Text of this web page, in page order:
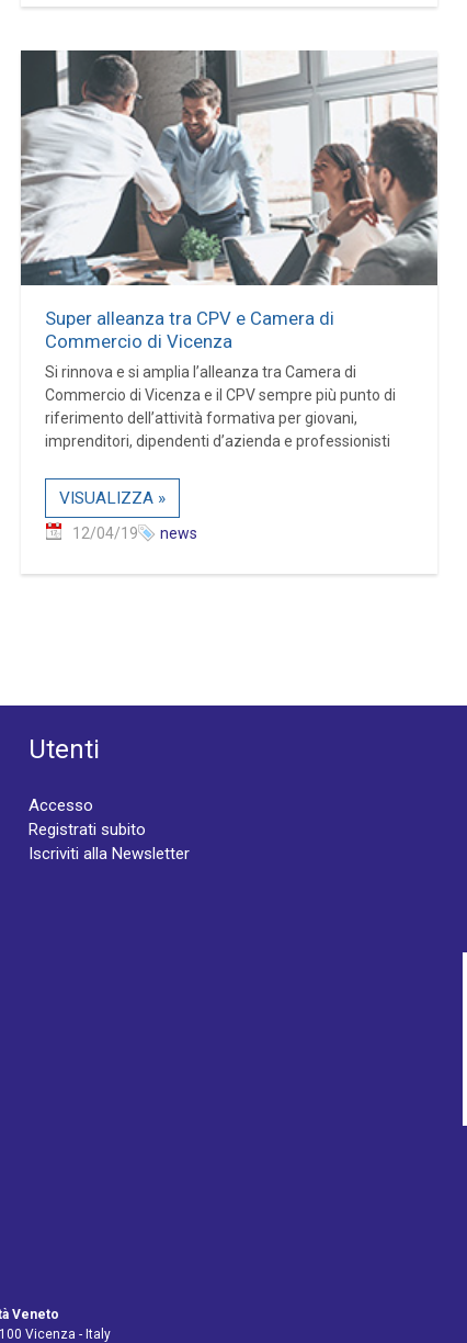
Super alleanza tra CPV e Camera di
Commercio di Vicenza
Si rinnova e si amplia l’alleanza tra Camera di
Commercio di Vicenza e il CPV sempre più punto di
riferimento dell’attività formativa per giovani,
imprenditori, dipendenti d’azienda e professionisti
VISUALIZZA »
12/04/19 news
Utenti
Accesso
Registrati subito
Iscriviti alla Newsletter
Veneto
Vicenza - Italy